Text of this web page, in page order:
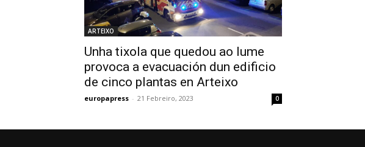
ARTEIXO
Unha tixola que quedou ao lume
provoca a evacuación dun edificio
de cinco plantas en Arteixo
europapress - 21 Febreiro, 2023 0